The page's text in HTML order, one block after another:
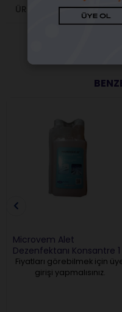
ÜRÜN ÖNERILERI
Microvem Alet
Dezenfektanı Konsantre 1
Lt
Fiyatları görebilmek için
girişi yapmalısınız.